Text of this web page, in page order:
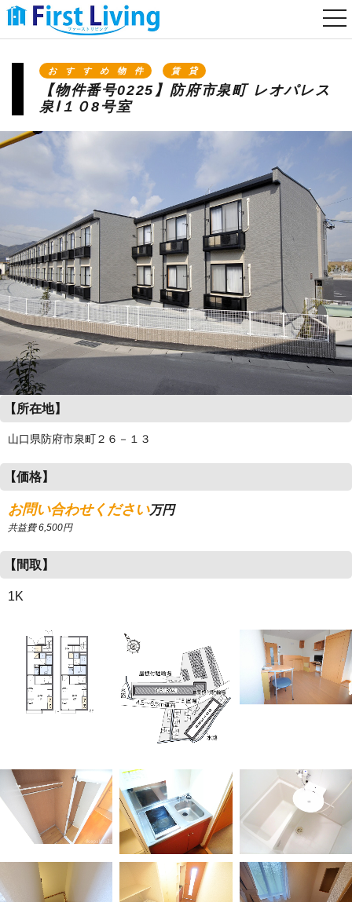
おすすめ物件 賃貸
【物件番号0225】防府市泉町 レオパレス
泉Ⅰ１０8号室
【所在地】
山口県防府市泉町２６－１３
【価格】
お問い合わせください万円
共益費 6,500円
【間取】
1K